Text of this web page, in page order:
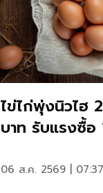
ไข่ไก่พุ่งนิวไฮ
บาท รับแรงซื้อ
06 ส.ค. 2569 |